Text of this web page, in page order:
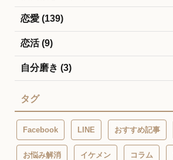
恋愛 (139)
恋活 (9)
自分磨き (3)
タグ
Facebook LINE おすすめ記事
お悩み解消 イケメン コラム